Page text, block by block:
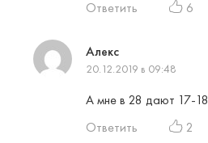
Ответить
6
Алекс
20.12.2019 в 09:48
А мне в 28 дают 17-18
Ответить
2